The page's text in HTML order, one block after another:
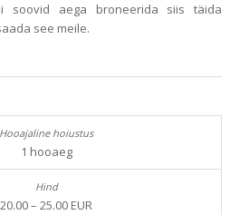
soovid aega broneerida siis täida
see meile.
1 hooaeg
20.00 – 25.00 EUR